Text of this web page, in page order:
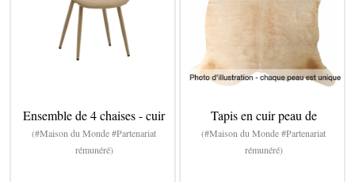
Ensemble de 4 chaises - cuir
(#Maison du Monde #Partenariat
rémunéré)
Tapis en cuir peau de
(#Maison du Monde #Partenariat
rémunéré)